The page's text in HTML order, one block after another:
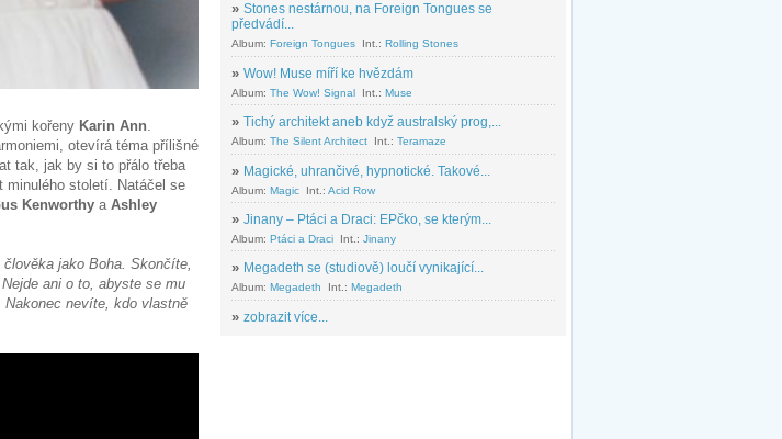
kořeny Karin Ann
otevírá téma přílišné
tak, jak by si to přálo třeba
minulého století. Natáčel se
Kenworthy a Ashley
jako Boha. Skončíte,
ani o to, abyste se mu
nevíte, kdo vlastně
» Stones nestárnou, na Foreign Tongues se
předvádí...
Album: Foreign Tongues Int.: Rolling Stones
» Wow! Muse míří ke hvězdám
Album: The Wow! Signal Int.: Muse
» Tichý architekt aneb když australský prog,...
Album: The Silent Architect Int.: Teramaze
» Magické, uhrančivé, hypnotické. Takové...
Album: Magic Int.: Acid Row
» Jinany – Ptáci a Draci: EPčko, se kterým...
Album: Ptáci a Draci Int.: Jinany
» Megadeth se (studiově) loučí vynikající...
Album: Megadeth Int.: Megadeth
» zobrazit více...